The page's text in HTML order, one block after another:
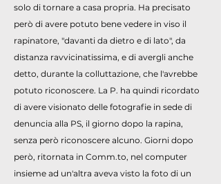
solo di tornare a casa propria. Ha precisato
però di avere potuto bene vedere in viso il
rapinatore, "davanti da dietro e di lato", da
distanza ravvicinatissima, e di avergli anche
detto, durante la colluttazione, che l'avrebbe
potuto riconoscere. La P. ha quindi ricordato
di avere visionato delle fotografie in sede di
denuncia alla PS, il giorno dopo la rapina,
senza però riconoscere alcuno. Giorni dopo
però, ritornata in Comm.to, nel computer
insieme ad un'altra aveva visto la foto di un